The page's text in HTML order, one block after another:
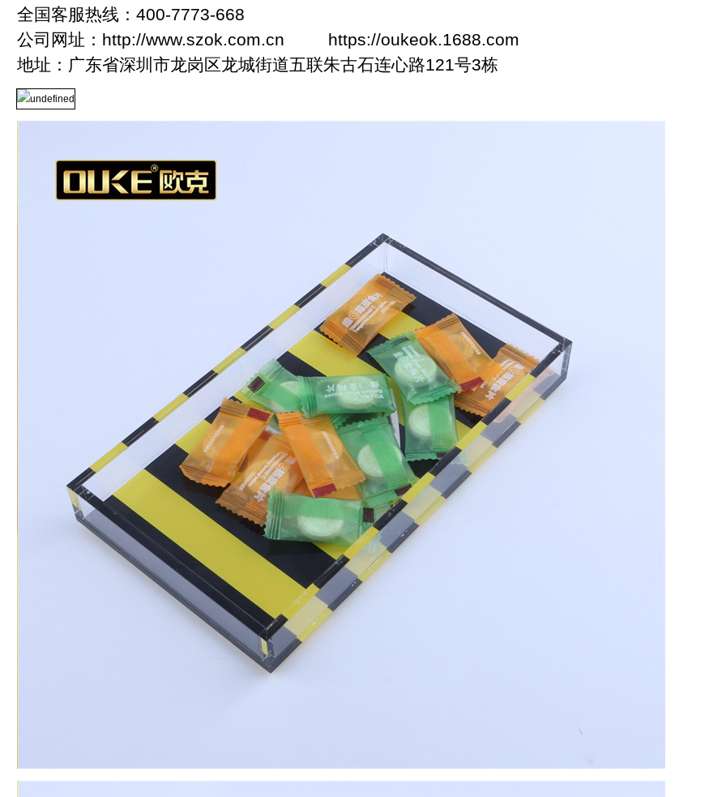
全国客服热线：400-7773-668
公司网址：http://www.szok.com.cn https://oukeok.1688.com
地址：广东省深圳市龙岗区龙城街道五联朱古石连心路121号3栋